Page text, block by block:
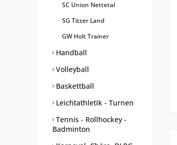
SC Union Nettetal
SG Titzer Land
GW Holt Trainer
Handball
Volleyball
Baskettball
Leichtathletik - Turnen
Tennis - Rollhockey -
Badminton